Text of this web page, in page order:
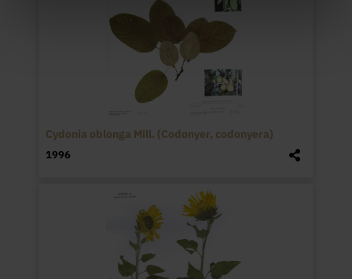
Cydonia oblonga Mill. (Codonyer, codonyera)
1996